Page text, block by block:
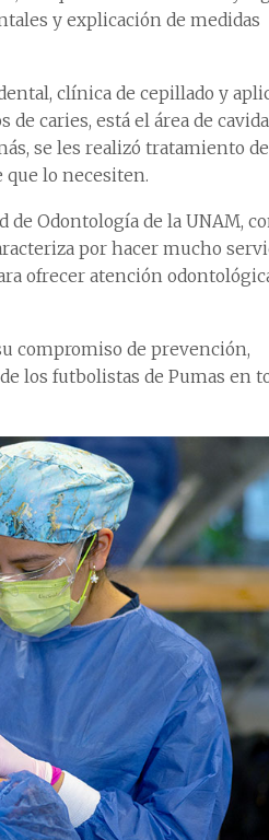
y explicación de medidas
clínica de cepillado y
caries, está el área de
se les realizó tratamiento de
que lo necesiten.
de Odontología de la UNAM,
por hacer mucho
ofrecer atención
compromiso de prevención,
los futbolistas de Pumas en